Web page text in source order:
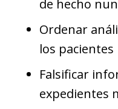
de hecho
Ordenar
los pacientes
Falsificar
expedientes